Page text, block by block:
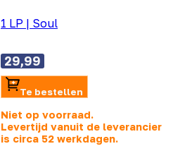
1 LP | Soul
29,99
Te bestellen
Niet op voorraad.
Levertijd vanuit de leverancier
is circa 52 werkdagen.